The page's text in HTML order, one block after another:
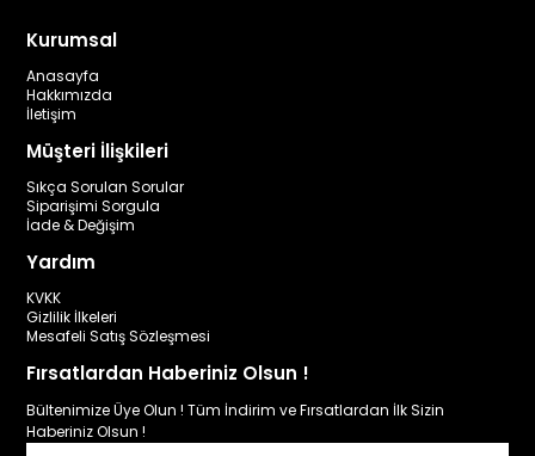
Kurumsal
Anasayfa
Hakkımızda
İletişim
Müşteri İlişkileri
Sıkça Sorulan Sorular
Siparişimi Sorgula
İade & Değişim
Yardım
KVKK
Gizlilik İlkeleri
Mesafeli Satış Sözleşmesi
Fırsatlardan Haberiniz Olsun !
Bültenimize Üye Olun ! Tüm İndirim ve Fırsatlardan İlk Sizin
Haberiniz Olsun !